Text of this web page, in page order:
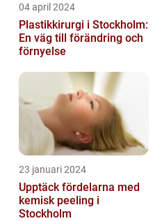
04 april 2024
Plastikkirurgi i Stockholm:
En väg till förändring och
förnyelse
23 januari 2024
Upptäck fördelarna med
kemisk peeling i
Stockholm